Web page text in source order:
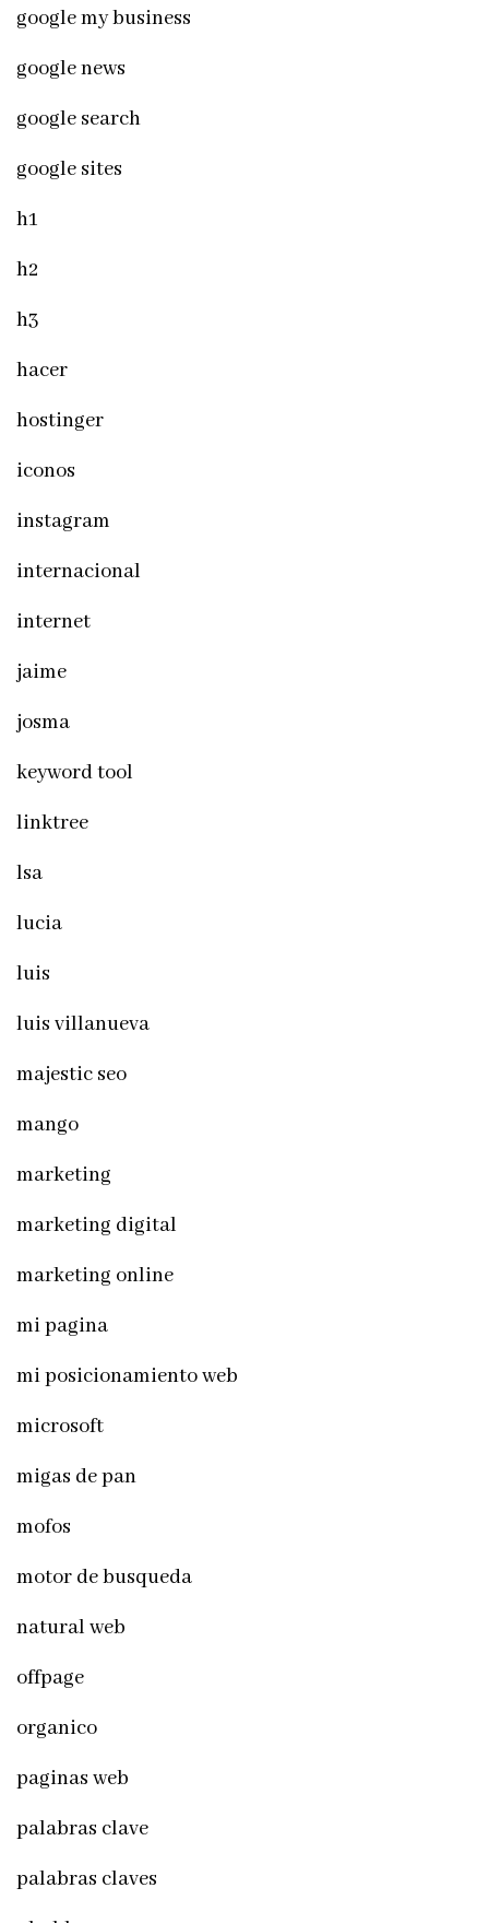
google my business
google news
google search
google sites
h1
h2
h3
hacer
hostinger
iconos
instagram
internacional
internet
jaime
josma
keyword tool
linktree
lsa
lucia
luis
luis villanueva
majestic seo
mango
marketing
marketing digital
marketing online
mi pagina
mi posicionamiento web
microsoft
migas de pan
mofos
motor de busqueda
natural web
offpage
organico
paginas web
palabras clave
palabras claves